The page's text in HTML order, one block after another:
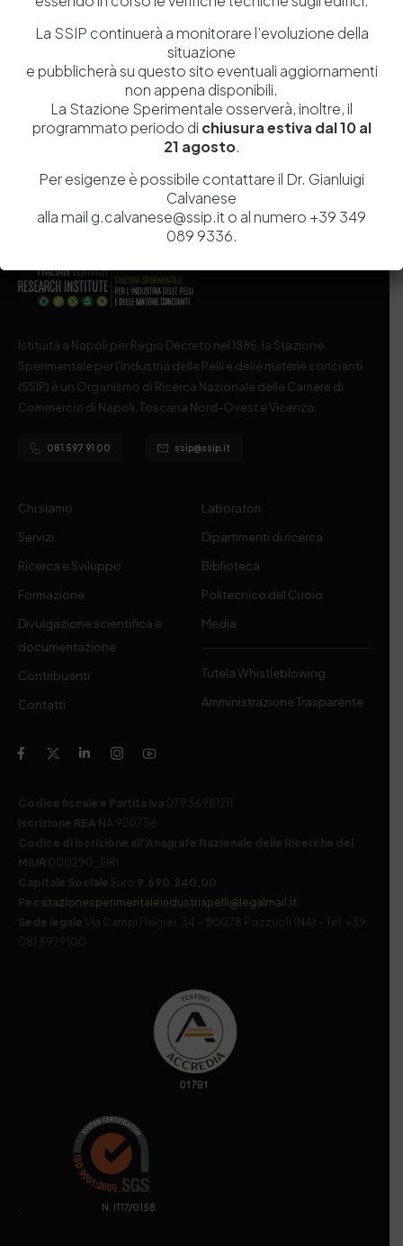
Salva il mio nome, email e sito web in questo browser per la
prossima volta che commento.
Post Comment
Istituita a Napoli per Regio Decreto nel 1885, la Stazione
Sperimentale per l’Industria delle Pelli e delle materie concianti
(SSIP) è un Organismo di Ricerca Nazionale delle Camere di
Commercio di Napoli, Toscana Nord-Ovest e Vicenza.
081 597 91 00 ssip@ssip.it
Chi siamo
Servizi
Ricerca e Sviluppo
Formazione
Divulgazione scientifica e
documentazione
Contribuenti
Contatti
Laboratori
Dipartimenti di ricerca
Biblioteca
Politecnico del Cuoio
Media
Tutela Whistleblowing
Amministrazione Trasparente
Codice fiscale e Partita Iva 07936981211
Iscrizione REA NA 920756
Codice di iscrizione all’Anagrafe Nazionale delle Ricerche del
MIUR 000290_EIRI
Capitale Sociale Euro 9.690.240,00
Pec stazionesperimentaleindustriapelli@legalmail.it
Sede legale
Via Campi Flegrei, 34 – 80078 Pozzuoli (NA) – Tel. +39
081 5979100
. N. IT17/0158
La SSIP continuerà a monitorare l’evoluzione della
situazione
e pubblicherà su questo sito eventuali aggiornamenti
non appena disponibili.
La Stazione Sperimentale osserverà, inoltre, il
programmato periodo di chiusura estiva dal 10 al
21 agosto.
Per esigenze è possibile contattare il Dr. Gianluigi
Calvanese
alla mail g.calvanese@ssip.it o al numero +39 349
089 9336.